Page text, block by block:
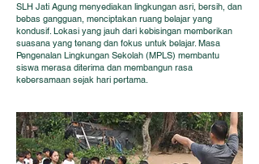
SLH Jati Agung menyediakan lingkungan asri, bersih, dan
bebas gangguan, menciptakan ruang belajar yang
kondusif. Lokasi yang jauh dari kebisingan memberikan
suasana yang tenang dan fokus untuk belajar. Masa
Pengenalan Lingkungan Sekolah (MPLS) membantu
siswa merasa diterima dan membangun rasa
kebersamaan sejak hari pertama.